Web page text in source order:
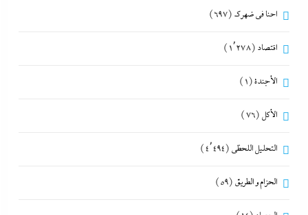
احنا في ضهرك (697)
اقتصاد (1٬278)
الأجندة(1)
الأكل (76)
التحليل اللحظي (4٬494)
الحزام و الطريق (59)